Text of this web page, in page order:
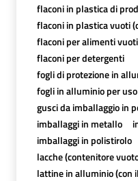
flaconi in plastica di
flaconi in plastica vuoti
flaconi per alimenti
flaconi per detergenti
fogli di protezione in
fogli in alluminio per
gusci da imballaggio in
imballaggi in metallo
imballaggi in polistirolo
lacche (contenitore
lattine in alluminio (con